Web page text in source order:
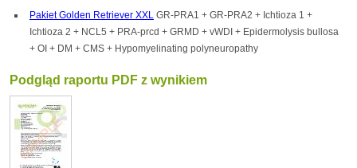
Pakiet Golden Retriever XXL GR-PRA1 + GR-PRA2 + Ichtioza 1 +
Ichtioza 2 + NCL5 + PRA-prcd + GRMD + vWDI + Epidermolysis bullosa
+ OI + DM + CMS + Hypomyelinating polyneuropathy
Podgląd raportu PDF z wynikiem